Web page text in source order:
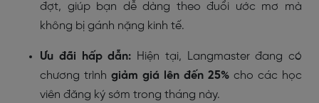
đợt, giúp bạn dễ dàng theo đuổi ước mơ mà
không bị gánh nặng kinh tế.
Ưu đãi hấp dẫn: Hiện tại, Langmaster đang có
chương trình giảm giá lên đến 25% cho các học
viên đăng ký sớm trong tháng này.